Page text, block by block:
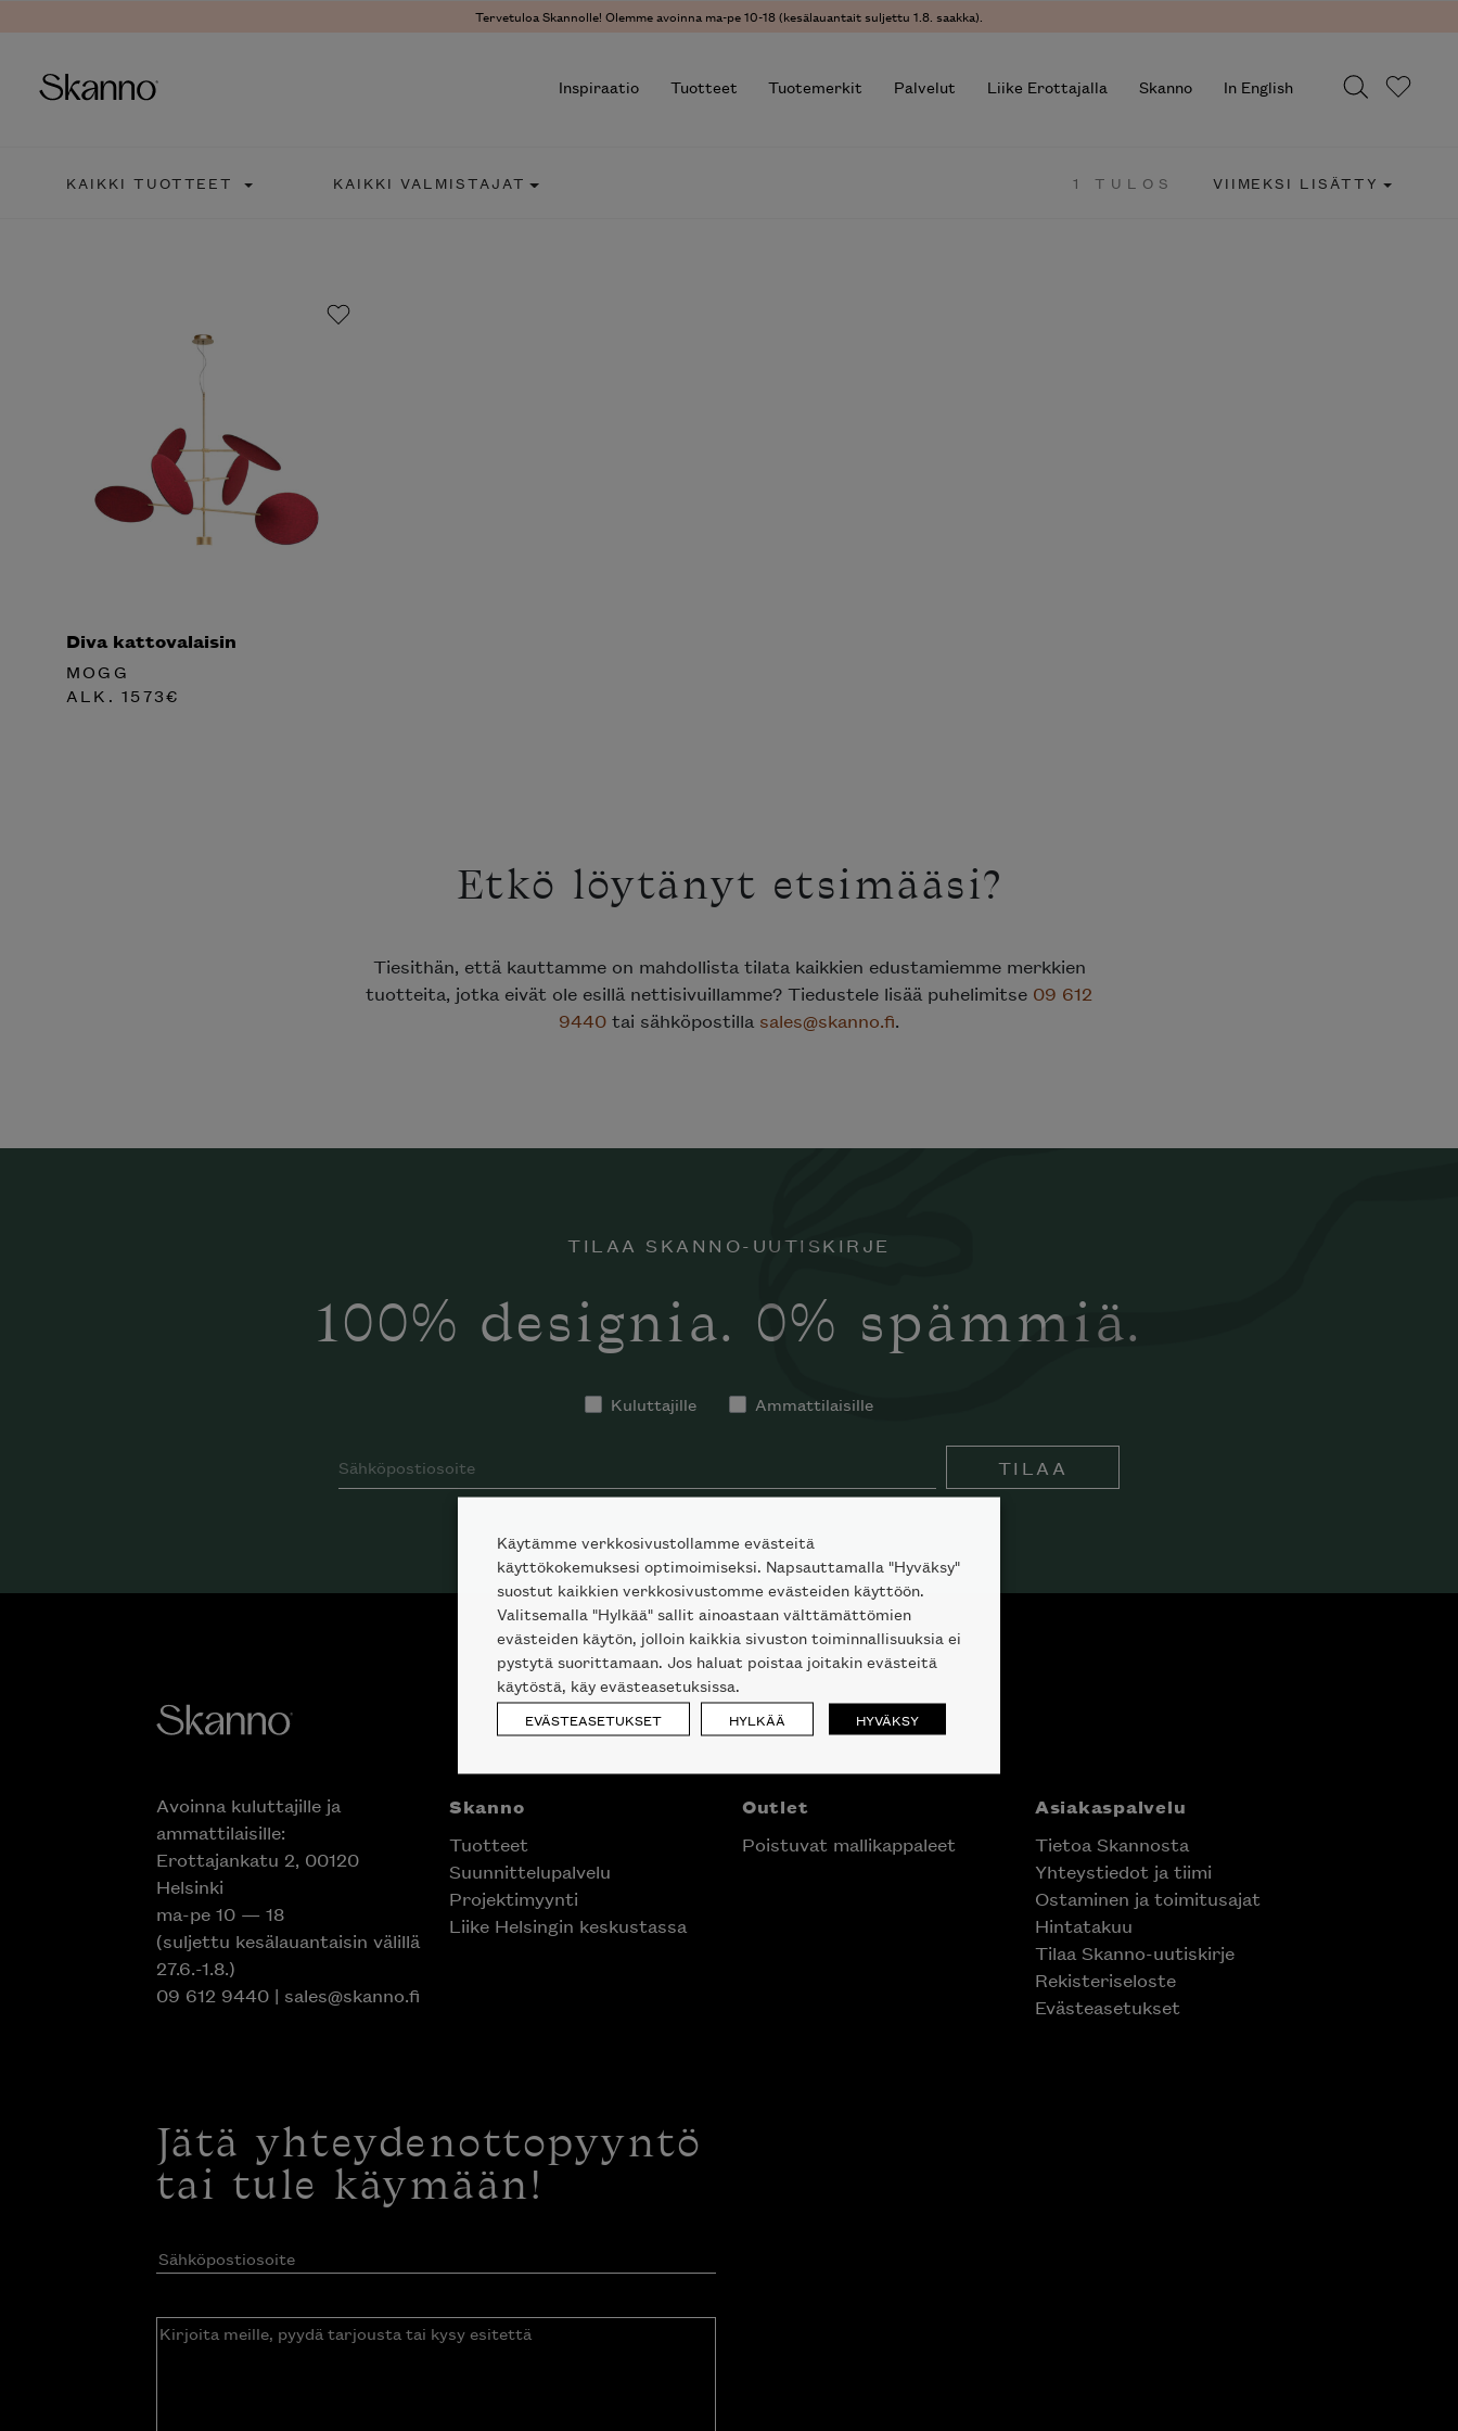
Tervetuloa Skannolle! Olemme avoinna ma-pe 10-18 (kesälauantait suljettu 1.8. saakka).
Inspiraatio Tuotteet Tuotemerkit Palvelut Liike Erottajalla Skanno In English
KAIKKI TUOTTEET KAIKKI VALMISTAJAT 1 TULOS VIIMEKSI LISÄTTY
Diva kattovalaisin
MOGG
ALK.1573€
Etkö löytänyt etsimääsi?
Tiesithän, että kauttamme on mahdollista tilata kaikkien edustamiemme merkkien
tuotteita, jotka eivät ole esillä nettisivuillamme? Tiedustele lisää puhelimitse 09 612
9440 tai sähköpostilla sales@skanno.fi.
TILAA SKANNO-UUTISKIRJE
100% designia. 0% spämmiä.
Kuluttajille Ammattilaisille
TILAA
Avoinna kuluttajille ja
ammattilaisille:
Erottajankatu 2, 00120
Helsinki
ma-pe 10 — 18
(suljettu kesälauantaisin välillä
27.6.-1.8.)
09 612 9440| sales@skanno.fi
Skanno
Tuotteet
Suunnittelupalvelu
Projektimyynti
Liike Helsingin keskustassa
Outlet
Poistuvat mallikappaleet
Asiakaspalvelu
Tietoa Skannosta
Yhteystiedot ja tiimi
Ostaminen ja toimitusajat
Hintatakuu
Tilaa Skanno-uutiskirje
Rekisteriseloste
Evästeasetukset
Jätä yhteydenottopyyntö
tai tule käymään!
Sähköpostiosoite(Pakollinen)
Kirjoita
Käytämme verkkosivustollamme evästeitä
käyttökokemuksesi optimoimiseksi. Napsauttamalla "Hyväksy"
suostut kaikkien verkkosivustomme evästeiden käyttöön.
Valitsemalla "Hylkää" sallit ainoastaan välttämättömien
evästeiden käytön, jolloin kaikkia sivuston toiminnallisuuksia ei
pystytä suorittamaan. Jos haluat poistaa joitakin evästeitä
käytöstä, käy evästeasetuksissa.
EVÄSTEASETUKSET HYLKÄÄ HYVÄKSY